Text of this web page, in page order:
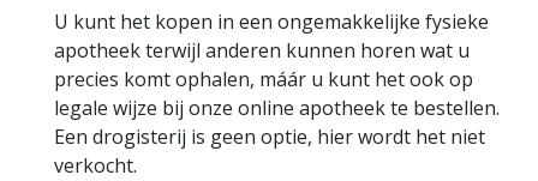
U kunt het kopen in een ongemakkelijke fysieke
apotheek terwijl anderen kunnen horen wat u
precies komt ophalen, máár u kunt het ook op
legale wijze bij onze online apotheek te bestellen.
Een drogisterij is geen optie, hier wordt het niet
verkocht.